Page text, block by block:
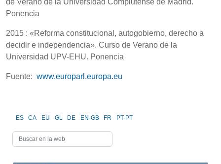
de Verano de la Universidad Complutense de Madrid.
Ponencia
2015 : «Reforma constitucional, autogobierno, derecho a
decidir e independencia». Curso de Verano de la
Universidad UPV-EHU. Ponencia
Fuente: www.europarl.europa.eu
ES CA EU GL DE EN-GB FR PT-PT